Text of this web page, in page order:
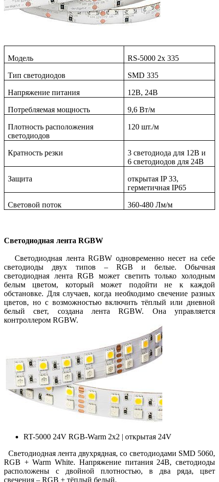
Модель RS-5000 2x 335
Тип светодиодов SMD335
Напряжение питания 12В, 24В
Потребляемая мощность 9,6 Вт/м
Плотность расположения
светодиодов
120 шт./м
Кратность резки
3 светодиода для 12В и
6 светодиодов для 24В
Защита
открытая IP 33,
герметичная IP65
Световой поток 360-480 Лм/м
Светодиодная лента RGBW
Светодиодная лента RGBW одновременно несет на себе
светодиоды двух типов – RGB и белые. Обычная
светодиодная лента RGB может светить только холодным
белым цветом, который может подойти не к каждой
обстановке. Для случаев, когда необходимо свечение разных
цветов, но с возможностью включить тёплый или дневной
белый свет, создана лента RGBW. Она управляется
контроллером RGBW.
RT-5000 24V RGB-Warm 2x2 | открытая 24V
Светодиодная лента двухрядная, со светодиодами SMD 5060,
RGB + Warm White. Напряжение питания 24В, светодиоды
расположены с двойной плотностью, в два ряда, цвет
свечения – RGB + тёплый белый.